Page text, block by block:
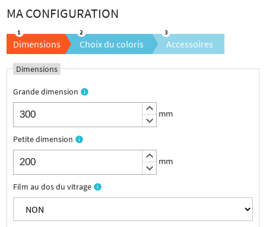
Dimensions Choix du coloris Accessoires
Dimensions
Grande dimension info
keyboard_arrow_up
keyboard_arrow_down mm
Petite dimension info
keyboard_arrow_up
keyboard_arrow_down mm
Film au dos du vitrage info